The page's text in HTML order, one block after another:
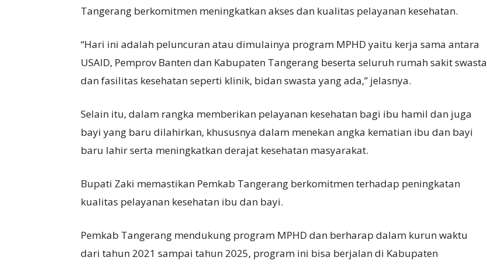
Tangerang berkomitmen meningkatkan akses dan kualitas pelayanan kesehatan.
“Hari ini adalah peluncuran atau dimulainya program MPHD yaitu kerja sama antara
USAID, Pemprov Banten dan Kabupaten Tangerang beserta seluruh rumah sakit swasta
dan fasilitas kesehatan seperti klinik, bidan swasta yang ada,” jelasnya.
Selain itu, dalam rangka memberikan pelayanan kesehatan bagi ibu hamil dan juga
bayi yang baru dilahirkan, khususnya dalam menekan angka kematian ibu dan bayi
baru lahir serta meningkatkan derajat kesehatan masyarakat.
Bupati Zaki memastikan Pemkab Tangerang berkomitmen terhadap peningkatan
kualitas pelayanan kesehatan ibu dan bayi.
Pemkab Tangerang mendukung program MPHD dan berharap dalam kurun waktu
dari tahun 2021 sampai tahun 2025, program ini bisa berjalan di Kabupaten